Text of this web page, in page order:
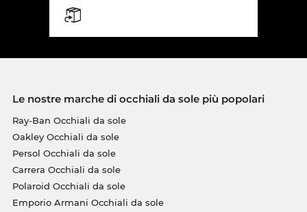
Le nostre marche di occhiali da sole più popolari
Ray-Ban Occhiali da sole
Oakley Occhiali da sole
Persol Occhiali da sole
Carrera Occhiali da sole
Polaroid Occhiali da sole
Emporio Armani Occhiali da sole